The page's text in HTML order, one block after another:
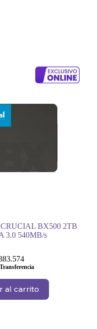
CRUCIAL BX500 2TB
3.0 540MB/s
al carrito